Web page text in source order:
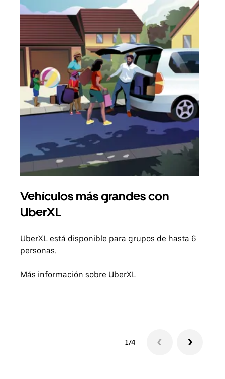
Vehículos más grandes con
UberXL
UberXL está disponible para grupos de hasta 6
personas.
Más información sobre UberXL
1/4